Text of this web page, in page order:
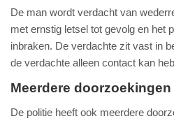
De man wordt verdacht van
met ernstig letsel tot gevolg en het
inbraken. De verdachte zit vast in
de verdachte alleen contact kan
Meerdere doorzoekingen
De politie heeft ook meerdere